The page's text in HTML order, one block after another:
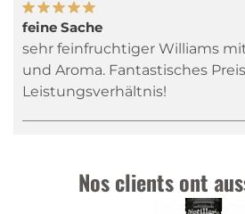
feine Sache
sehr feinfruchtiger Williams
und Aroma. Fantastisches
Leistungsverhältnis!
Nos clients ont